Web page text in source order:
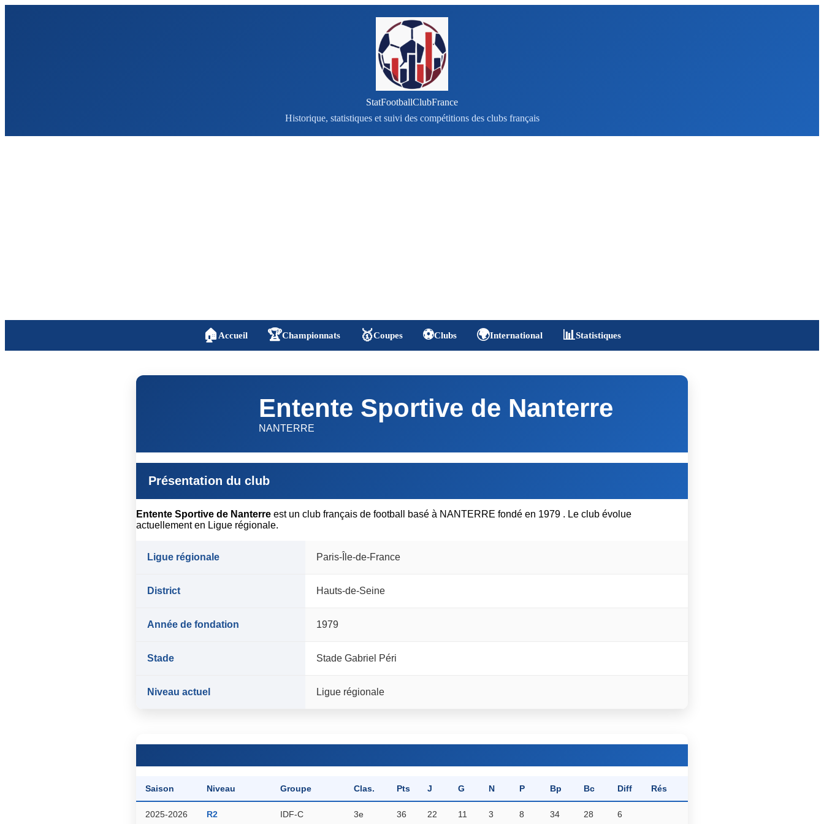
StatFootballClubFrance
Historique, statistiques et suivi des compétitions des clubs français
🏠 Accueil 🏆Championnats 🥇Coupes ⚽Clubs 🌍International 📊Statistiques
Entente Sportive de Nanterre
NANTERRE
Présentation du club
Entente Sportive de Nanterre est un club français de football basé à NANTERRE fondé en 1979 . Le club évolue
actuellement en Ligue régionale.
Ligue régionale Paris-Île-de-France
District Hauts-de-Seine
Année de fondation 1979
Stade Stade Gabriel Péri
Niveau actuel Ligue régionale
Saison Niveau Groupe Clas. Pts J G N P Bp Bc Diff Rés
2025-2026 R2 IDF-C 3e 36 22 11 3 8 34 28 6